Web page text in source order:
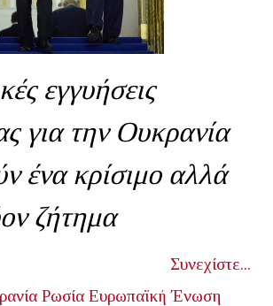
εγγυήσεις
για την Ουκρανία
ένα κρίσιμο αλλά
ζήτημα
Συνεχίστε...
Ρωσία Ευρωπαϊκή Ένωση